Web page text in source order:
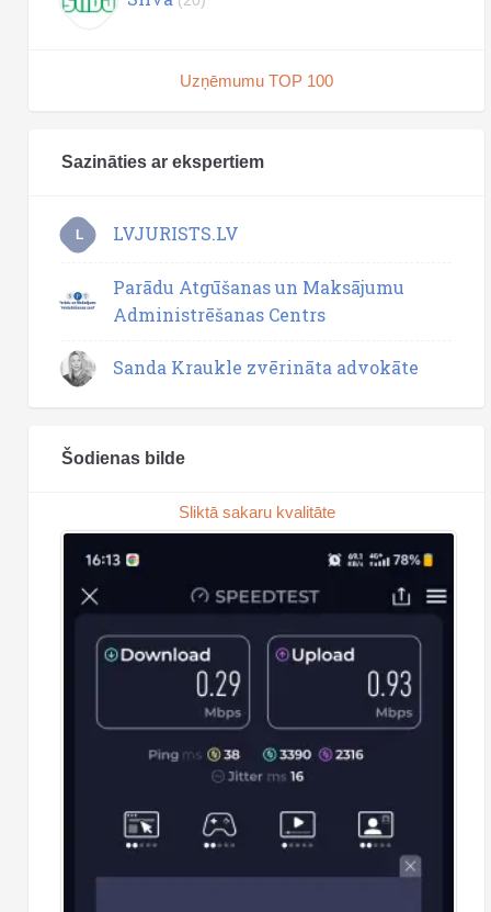
Uzņēmumu TOP 100
Sazināties ar ekspertiem
L LVJURISTS.LV
Parādu Atgūšanas un Maksājumu
Administrēšanas Centrs
Sanda Kraukle zvērināta advokāte
Šodienas bilde
Sliktā sakaru kvalitāte